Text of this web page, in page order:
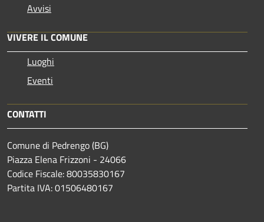
Avvisi
VIVERE IL COMUNE
Luoghi
Eventi
CONTATTI
Comune di Pedrengo (BG)
Piazza Elena Frizzoni - 24066
Codice Fiscale: 80035830167
Partita IVA: 01506480167